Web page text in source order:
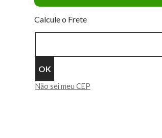
Calcule o Frete
Não sei meu CEP